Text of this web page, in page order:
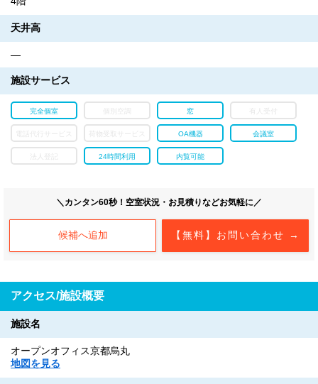
天井高
―
施設サービス
完全個室 個別空調 窓
OA機器 会議室
24時間利用 内覧可能
＼カンタン60秒！空室状況・お見積りなどお気軽に／
【無料】お問い合わせ →
候補へ追加
アクセス/施設概要
施設名
オープンオフィス京都烏丸
地図を見る